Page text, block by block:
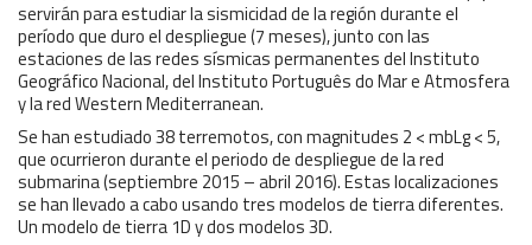
servirán para estudiar la sismicidad de la región durante el
período que duro el despliegue (7 meses), junto con las
estaciones de las redes sísmicas permanentes del Instituto
Geográfico Nacional, del Instituto Português do Mar e Atmosfera
y la red Western Mediterranean.
Se han estudiado 38 terremotos, con magnitudes 2 < mbLg < 5,
que ocurrieron durante el periodo de despliegue de la red
submarina (septiembre 2015 – abril 2016). Estas localizaciones
se han llevado a cabo usando tres modelos de tierra diferentes.
Un modelo de tierra 1D y dos modelos 3D.